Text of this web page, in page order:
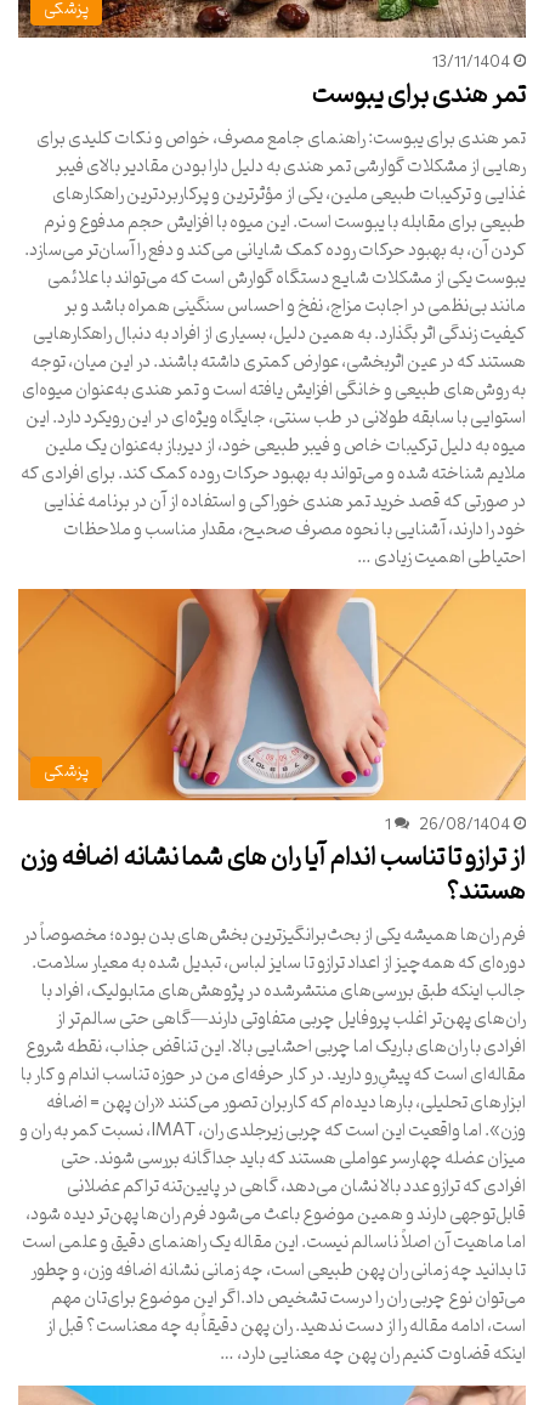
پزشکی
13/11/1404
تمر هندی برای یبوست
تمر هندی برای یبوست: راهنمای جامع مصرف، خواص و نکات کلیدی برای
رهایی از مشکلات گوارشی تمر هندی به دلیل دارا بودن مقادیر بالای فیبر
غذایی و ترکیبات طبیعی ملین، یکی از مؤثرترین و پرکاربردترین راهکارهای
طبیعی برای مقابله با یبوست است. این میوه با افزایش حجم مدفوع و نرم
کردن آن، به بهبود حرکات روده کمک شایانی می‌کند و دفع را آسان‌تر می‌سازد.
یبوست یکی از مشکلات شایع دستگاه گوارش است که می‌تواند با علائمی
مانند بی‌نظمی در اجابت مزاج، نفخ و احساس سنگینی همراه باشد و بر
کیفیت زندگی اثر بگذارد. به همین دلیل، بسیاری از افراد به دنبال راهکارهایی
هستند که در عین اثربخشی، عوارض کمتری داشته باشند. در این میان، توجه
به روش‌های طبیعی و خانگی افزایش یافته است و تمر هندی به‌عنوان میوه‌ای
استوایی با سابقه طولانی در طب سنتی، جایگاه ویژه‌ای در این رویکرد دارد. این
میوه به دلیل ترکیبات خاص و فیبر طبیعی خود، از دیرباز به‌عنوان یک ملین
ملایم شناخته شده و می‌تواند به بهبود حرکات روده کمک کند. برای افرادی که
در صورتی که قصد خرید تمر هندی خوراکی و استفاده از آن در برنامه غذایی
خود را دارند، آشنایی با نحوه مصرف صحیح، مقدار مناسب و ملاحظات
احتیاطی اهمیت زیادی …
پزشکی
26/08/1404
1
از ترازو تا تناسب اندام آیا ران های شما نشانه اضافه وزن
هستند؟
فرم ران‌ها همیشه یکی از بحث‌برانگیزترین بخش‌های بدن بوده؛ مخصوصاً در
دوره‌ای که همه‌چیز از اعداد ترازو تا سایز لباس، تبدیل شده به معیار سلامت.
جالب اینکه طبق بررسی‌های منتشرشده در پژوهش‌های متابولیک، افراد با
ران‌های پهن‌تر اغلب پروفایل چربی متفاوتی دارند—گاهی حتی سالم‌تر از
افرادی با ران‌های باریک اما چربی احشایی بالا. این تناقض جذاب، نقطه شروع
مقاله‌ای است که پیشِ‌رو دارید. در کار حرفه‌ای من در حوزه تناسب اندام و کار با
ابزارهای تحلیلی، بارها دیده‌ام که کاربران تصور می‌کنند «ران پهن = اضافه
وزن». اما واقعیت این است که چربی زیرجلدی ران، IMAT، نسبت کمر به ران و
میزان عضله چهارسر عواملی هستند که باید جداگانه بررسی شوند. حتی
افرادی که ترازو عدد بالا نشان می‌دهد، گاهی در پایین‌تنه تراکم عضلانی
قابل‌توجهی دارند و همین موضوع باعث می‌شود فرم ران‌ها پهن‌تر دیده شود،
اما ماهیت آن اصلاً ناسالم نیست. این مقاله یک راهنمای دقیق و علمی است
تا بدانید چه زمانی ران پهن طبیعی است، چه زمانی نشانه اضافه وزن، و چطور
می‌توان نوع چربی ران را درست تشخیص داد.اگر این موضوع برای‌تان مهم
است، ادامه مقاله را از دست ندهید. ران پهن دقیقاً به چه معناست؟ قبل از
اینکه قضاوت کنیم ران پهن چه معنایی دارد، …